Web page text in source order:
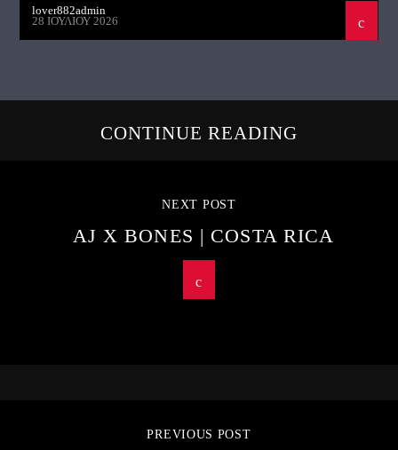
lover882admin
28 ΙΟΥΛΊΟΥ 2026
CONTINUE READING
NEXT POST
AJ X BONES | COSTA RICA
PREVIOUS POST